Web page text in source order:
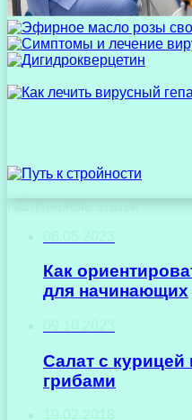
Как
для начинающих
Салат с
грибами